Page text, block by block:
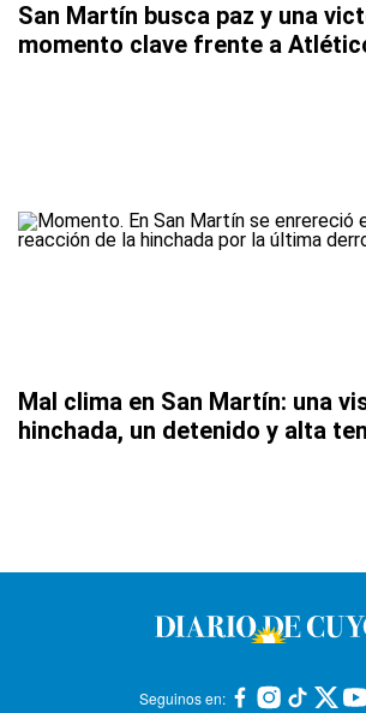
San Martín busca paz y una
momento clave frente a
Mal clima en San Martín: una
hinchada, un detenido y alta
Seguinos en: